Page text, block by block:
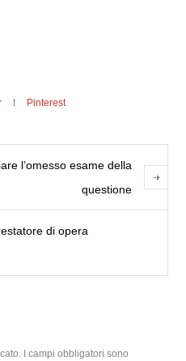
Pinterest
l’omesso esame della
questione
di opera
I campi obbligatori sono